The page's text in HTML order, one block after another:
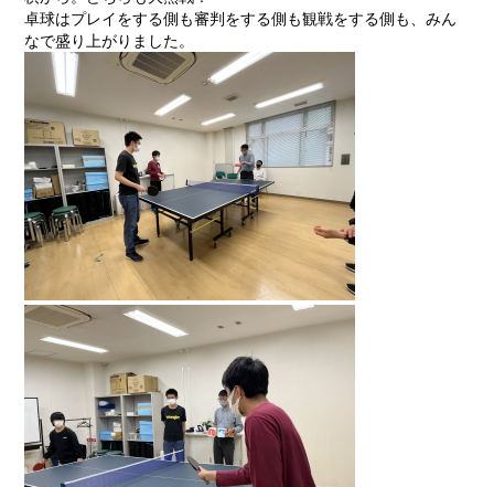
卓球はプレイをする側も審判をする側も観戦をする側も、みん
なで盛り上がりました。